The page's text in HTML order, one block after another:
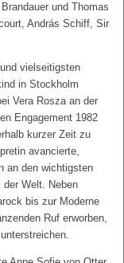
und Thomas
András Schiff, Sir
vielseitigsten
in Stockholm
Vera Rosza an der
Engagement 1982
kurzer Zeit zu
avancierte,
an den wichtigsten
der Welt. Neben
bis zur Moderne
Ruf erworben,